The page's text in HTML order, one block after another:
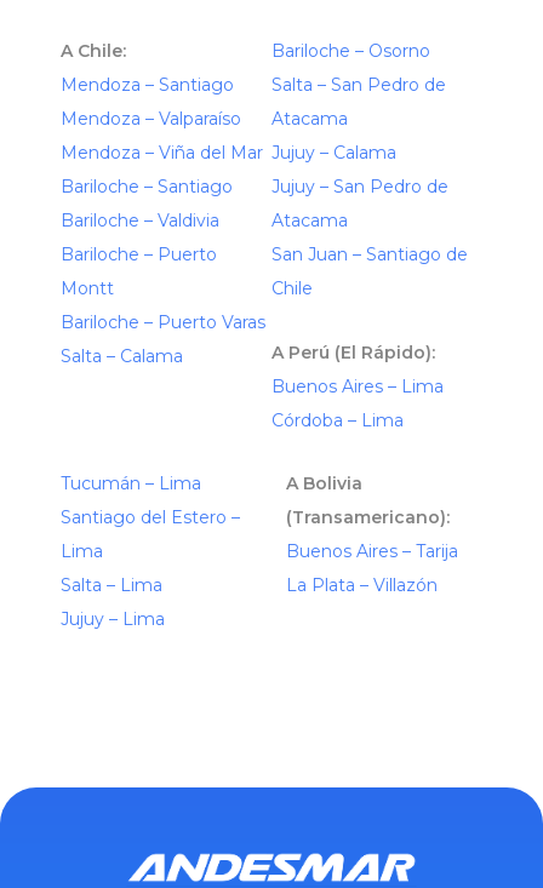
A Chile:
Mendoza – Santiago
Mendoza – Valparaíso
Mendoza – Viña del Mar
Bariloche – Santiago
Bariloche – Valdivia
Bariloche – Puerto
Montt
Bariloche – Puerto Varas
Salta – Calama
Bariloche – Osorno
Salta – San Pedro de
Atacama
Jujuy – Calama
Jujuy – San Pedro de
Atacama
San Juan – Santiago de
Chile
A Perú (El Rápido):
Buenos Aires – Lima
Córdoba – Lima
Tucumán – Lima
Santiago del Estero –
Lima
Salta – Lima
Jujuy – Lima
A Bolivia
(Transamericano):
Buenos Aires – Tarija
La Plata – Villazón